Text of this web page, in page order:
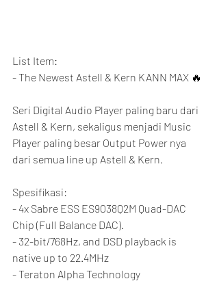
List Item:
- The Newest Astell & Kern KANN MAX 🔥
Seri Digital Audio Player paling baru dari
Astell & Kern, sekaligus menjadi Music
Player paling besar Output Power nya
dari semua line up Astell & Kern.
Spesifikasi:
- 4x Sabre ESS ES9038Q2M Quad-DAC
Chip (Full Balance DAC).
- 32-bit/768Hz, and DSD playback is
native up to 22.4MHz
- Teraton Alpha Technology